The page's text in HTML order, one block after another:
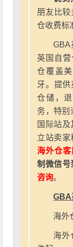
朋友比
仓收费标
GBA
英国自
仓覆盖
牙。提
仓储，
务，特别
国际站
立站卖家
海外仓
制微信号
咨询。
GBA
海外
海外